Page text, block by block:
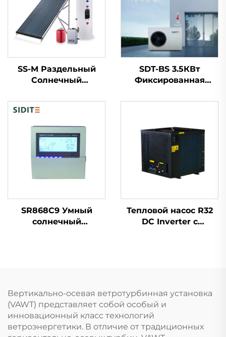
SS-M Раздельный
Солнечный
Интеллектуальное
Управление
Напорные Медные
Змеевики Обмена
Теплом Косвенный
Наружный
Самостоятельный
Бак для Воды
SDT-BS 3.5КВт
Фиксированная
Насос Нагреватель
Микрокомпьютерное
Управление
Энергоэффективная
Температура Воды
для
SR868C9 Умный
солнечный
баком 4 реле 5
нагревательных
элементов
Тепловой насос R32
DC Inverter с
плавательных
бассейнов
Вертикально-осевая ветротурбинная установка
(VAWT) представляет собой особый и
инновационный класс технологий
ветроэнергетики. В отличие от традиционных